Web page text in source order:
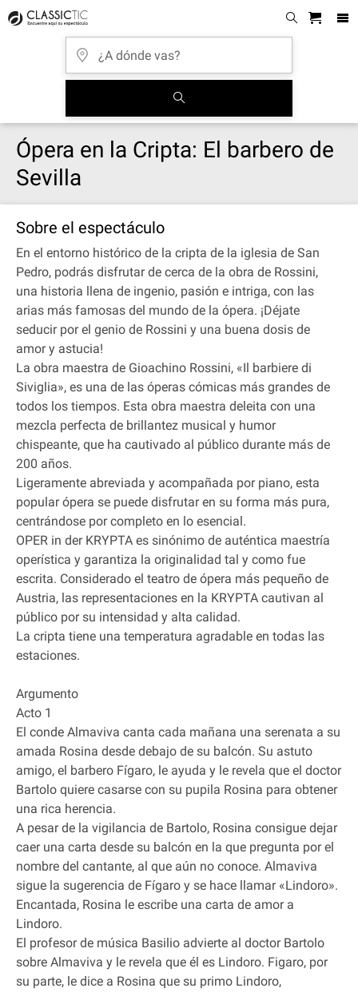
Ópera en la Cripta: El barbero de
Sevilla
Sobre el espectáculo
En el entorno histórico de la cripta de la iglesia de San
Pedro, podrás disfrutar de cerca de la obra de Rossini,
una historia llena de ingenio, pasión e intriga, con las
arias más famosas del mundo de la ópera. ¡Déjate
seducir por el genio de Rossini y una buena dosis de
amor y astucia!
La obra maestra de Gioachino Rossini, «Il barbiere di
Siviglia», es una de las óperas cómicas más grandes de
todos los tiempos. Esta obra maestra deleita con una
mezcla perfecta de brillantez musical y humor
chispeante, que ha cautivado al público durante más de
200 años.
Ligeramente abreviada y acompañada por piano, esta
popular ópera se puede disfrutar en su forma más pura,
centrándose por completo en lo esencial.
OPER in der KRYPTA es sinónimo de auténtica maestría
operística y garantiza la originalidad tal y como fue
escrita. Considerado el teatro de ópera más pequeño de
Austria, las representaciones en la KRYPTA cautivan al
público por su intensidad y alta calidad.
La cripta tiene una temperatura agradable en todas las
estaciones.
Argumento
Acto 1
El conde Almaviva canta cada mañana una serenata a su
amada Rosina desde debajo de su balcón. Su astuto
amigo, el barbero Fígaro, le ayuda y le revela que el doctor
Bartolo quiere casarse con su pupila Rosina para obtener
una rica herencia.
A pesar de la vigilancia de Bartolo, Rosina consigue dejar
caer una carta desde su balcón en la que pregunta por el
nombre del cantante, al que aún no conoce. Almaviva
sigue la sugerencia de Fígaro y se hace llamar «Lindoro».
Encantada, Rosina le escribe una carta de amor a
Lindoro.
El profesor de música Basilio advierte al doctor Bartolo
sobre Almaviva y le revela que él es Lindoro. Figaro, por
su parte, le dice a Rosina que su primo Lindoro,